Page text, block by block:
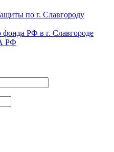
по г. Славгороду
РФ в г. Славгороде
РФ